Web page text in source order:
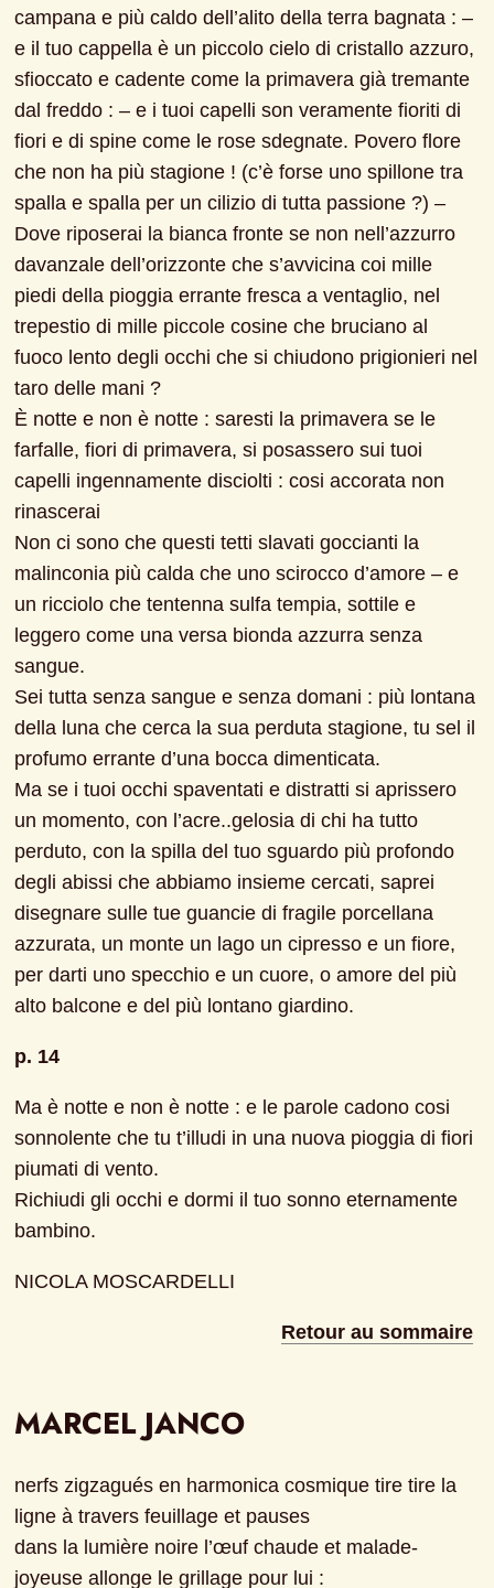
campana e più caldo dell’alito della terra bagnata : –
e il tuo cappella è un piccolo cielo di cristallo azzuro,
sfioccato e cadente come la primavera già tremante
dal freddo : – e i tuoi capelli son veramente fioriti di
fiori e di spine come le rose sdegnate. Povero flore
che non ha più stagione ! (c’è forse uno spillone tra
spalla e spalla per un cilizio di tutta passione ?) –
Dove riposerai la bianca fronte se non nell’azzurro
davanzale dell’orizzonte che s’avvicina coi mille
piedi della pioggia errante fresca a ventaglio, nel
trepestio di mille piccole cosine che bruciano al
fuoco lento degli occhi che si chiudono prigionieri nel
taro delle mani ?
È notte e non è notte : saresti la primavera se le
farfalle, fiori di primavera, si posassero sui tuoi
capelli ingennamente disciolti : cosi accorata non
rinascerai
Non ci sono che questi tetti slavati goccianti la
malinconia più calda che uno scirocco d’amore – e
un ricciolo che tentenna sulfa tempia, sottile e
leggero come una versa bionda azzurra senza
sangue.
Sei tutta senza sangue e senza domani : più lontana
della luna che cerca la sua perduta stagione, tu sel il
profumo errante d’una bocca dimenticata.
Ma se i tuoi occhi spaventati e distratti si aprissero
un momento, con l’acre..gelosia di chi ha tutto
perduto, con la spilla del tuo sguardo più profondo
degli abissi che abbiamo insieme cercati, saprei
disegnare sulle tue guancie di fragile porcellana
azzurata, un monte un lago un cipresso e un fiore,
per darti uno specchio e un cuore, o amore del più
alto balcone e del più lontano giardino.
p. 14
Ma è notte e non è notte : e le parole cadono cosi
sonnolente che tu t’illudi in una nuova pioggia di fiori
piumati di vento.
Richiudi gli occhi e dormi il tuo sonno eternamente
bambino.
NICOLA MOSCARDELLI
Retour au sommaire
MARCEL JANCO
nerfs zigzagués en harmonica cosmique tire tire la
ligne à travers feuillage et pauses
dans la lumière noire l’œuf chaude et malade-
joyeuse allonge le grillage pour lui :